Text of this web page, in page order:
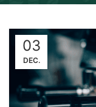
03
DEC.